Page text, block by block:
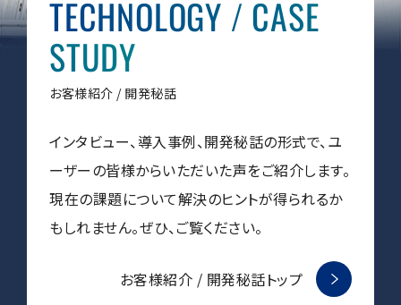
用語集
お薦め消耗品
生産終了製品
TECHNOLOGY / CASE
STUDY
お客様紹介 / 開発秘話
インタビュー、導入事例、開発秘話の形式で、ユ
ーザーの皆様からいただいた声をご紹介します。
現在の課題について解決のヒントが得られるか
もしれません。ぜひ、ご覧ください。
お客様紹介 / 開発秘話トップ